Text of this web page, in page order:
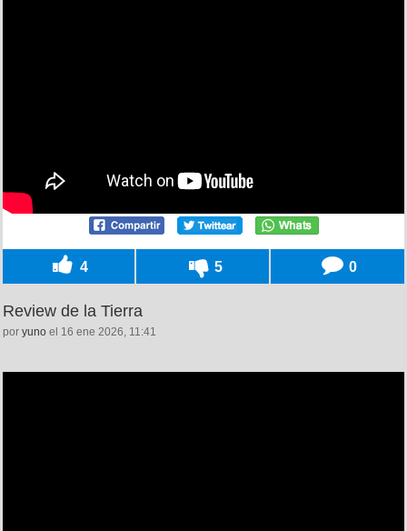
4 5 0
Review de la Tierra
por yuno el 16 ene 2026, 11:41